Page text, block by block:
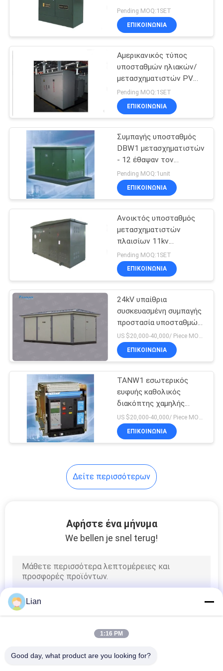
ΈΝΑ
ΑΠΌΣΠΑΣΜΑ
SITEMAP
PRIVACY
POLICY
δύναμης
μέσος μηχανισμός
διανομής τάσης
55
Υψηλής τάσεως
43
Χαμηλής τάσης
διακόπτη
κυκλώματος
υψηλής τάσης
διακόπτης χαμηλής
Διακόπτης
φορτίων
πράσινο χρώμα συνδέει
το γραφείο διανομής
Pending MOQ:1SET
ΕΠΙΚΟΙΝΩΝΊΑ
Αμερικανικός τύπος
υποσταθμών ηλιακών/
μετασχηματιστών PV
συμπαγής
εγκατεστημένος προ
Pending MOQ:1SET
ΕΠΙΚΟΙΝΩΝΊΑ
Συμπαγής υποσταθμός
DBW1 μετασχηματιστών
- 12 έθαψαν τον
υποσταθμό τύπων με το
εναλλασσόμενο ρεύμα 6
~ 10kV, 50 ~ 500kVA
Pending MOQ:1unit
ΕΠΙΚΟΙΝΩΝΊΑ
Ανοικτός υποσταθμός
μετασχηματιστών
πλαισίων 11kv
συμπαγής, υπαίθριο
κιβώτιο κλάδων
καλωδίων
Pending MOQ:1SET
ΕΠΙΚΟΙΝΩΝΊΑ
24kV υπαίθρια
συσκευασμένη συμπαγής
προστασία υποσταθμών
IP4X
US $20,000-40,000/ Piece MOQ:1unit
ΕΠΙΚΟΙΝΩΝΊΑ
TANW1 εσωτερικός
ευφυής καθολικός
διακόπτης χαμηλής
τάσης σειράς
US $20,000-40,000/ Piece MOQ:1SET
ΕΠΙΚΟΙΝΩΝΊΑ
Δείτε περισσότερων
Αφήστε ένα μήνυμα
We bellen je snel terug!
Lian
1:16 PM
Good day, what product are you looking for?